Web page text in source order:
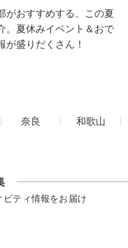
がおすすめする、この夏
。夏休みイベント＆おで
が盛りだくさん！
奈良
和歌山
ティ情報をお届け